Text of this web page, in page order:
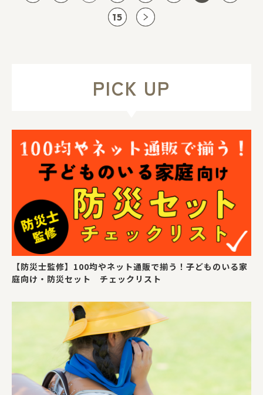
15
PICK UP
【防災士監修】100均やネット通販で揃う！子どものいる家
庭向け・防災セット チェックリスト